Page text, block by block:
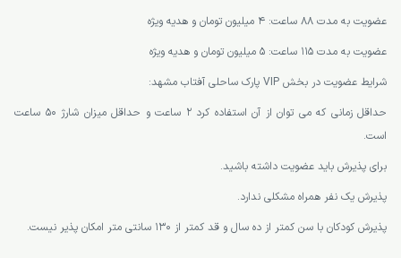
عضویت به مدت 88 ساعت: 4 میلیون تومان و هدیه ویژه
عضویت به مدت 115 ساعت: 5 میلیون تومان و هدیه ویژه
شرایط عضویت در بخش VIP پارک ساحلی آفتاب مشهد:
حداقل زمانی که می توان از آن استفاده کرد 2 ساعت و حداقل میزان شارژ 50 ساعت
است.
برای پذیرش باید عضویت داشته باشید.
پذیرش یک نفر همراه مشکلی ندارد.
پذیرش کودکان با سن کمتر از ده سال و قد کمتر از 130 سانتی متر امکان پذیر نیست.